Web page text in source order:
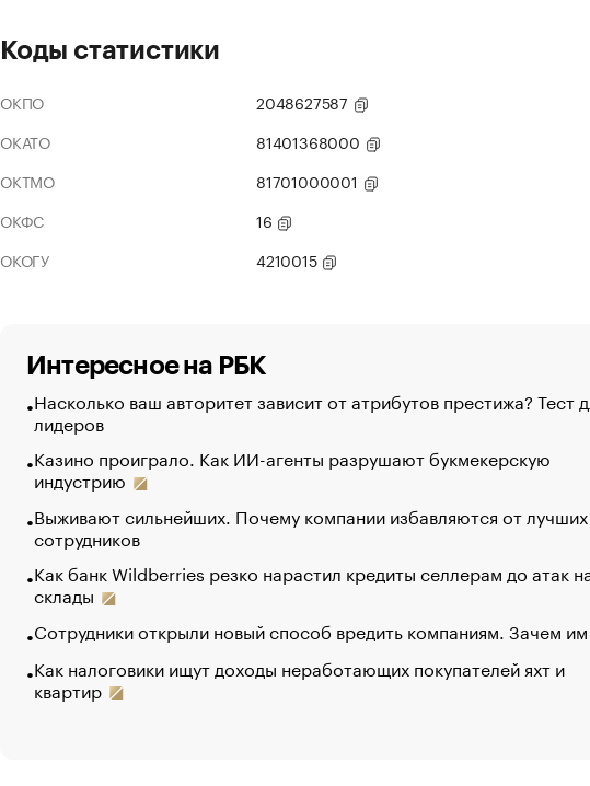
Коды статистики
ОКПО
2048627587
ОКАТО
81401368000
ОКТМО
81701000001
ОКФС
16
ОКОГУ
4210015
Интересное на РБК
Насколько ваш авторитет зависит от атрибутов престижа? Тест
лидеров
Казино проиграло. Как ИИ-агенты разрушают букмекерскую
индустрию
Выживают сильнейших. Почему компании избавляются от лучших
сотрудников
Как банк Wildberries резко нарастил кредиты селлерам до атак
склады
Сотрудники открыли новый способ вредить компаниям. Зачем
Как налоговики ищут доходы неработающих покупателей яхт и
квартир